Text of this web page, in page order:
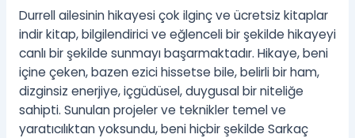
Durrell ailesinin hikayesi çok ilginç ve ücretsiz kitaplar
indir kitap, bilgilendirici ve eğlenceli bir şekilde hikayeyi
canlı bir şekilde sunmayı başarmaktadır. Hikaye, beni
içine çeken, bazen ezici hissetse bile, belirli bir ham,
dizginsiz enerjiye, içgüdüsel, duygusal bir niteliğe
sahipti. Sunulan projeler ve teknikler temel ve
yaratıcılıktan yoksundu, beni hiçbir şekilde Sarkaç